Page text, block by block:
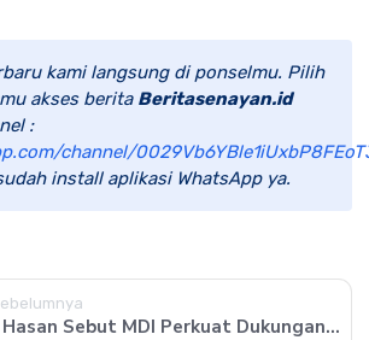
kami langsung di ponselmu. Pilih
akses berita Beritasenayan.id
:
channel/
install aplikasi WhatsApp ya.
Sebut MDI Perkuat Dukungan...